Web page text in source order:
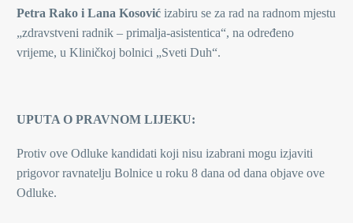
Petra Rako i Lana Kosović izabiru se za rad na radnom mjestu
„zdravstveni radnik – primalja-asistentica“, na određeno
vrijeme, u Kliničkoj bolnici „Sveti Duh“.
UPUTA O PRAVNOM LIJEKU:
Protiv ove Odluke kandidati koji nisu izabrani mogu izjaviti
prigovor ravnatelju Bolnice u roku 8 dana od dana objave ove
Odluke.